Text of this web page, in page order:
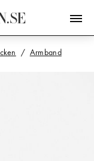
.SE
Armband